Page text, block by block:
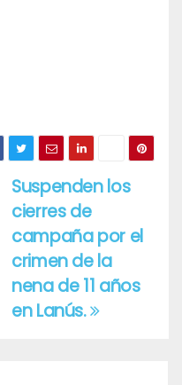
Suspenden los
cierres de
campaña por el
crimen de la
nena de 11 años
en Lanús.